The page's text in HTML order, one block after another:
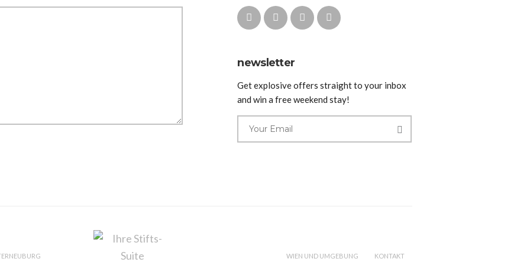
newsletter
Get explosive offers straight to your inbox
and win a free weekend stay!
WIEN UND UMGEBUNG KONTAKT